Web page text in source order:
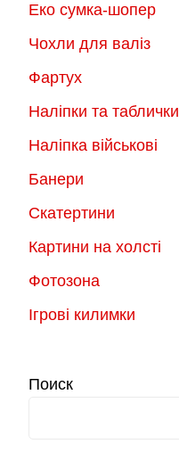
Еко сумка-шопер
Чохли для валіз
Фартух
Наліпки та таблички
Наліпка військові
Банери
Скатертини
Картини на холсті
Фотозона
Ігрові килимки
Поиск